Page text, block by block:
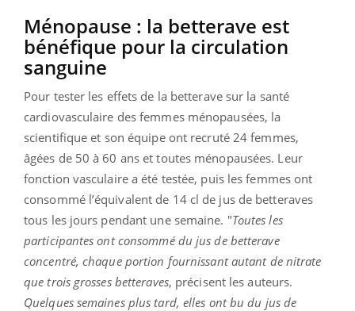
Ménopause : la betterave est
bénéfique pour la circulation
sanguine
Pour tester les effets de la betterave sur la santé
cardiovasculaire des femmes ménopausées, la
scientifique et son équipe ont recruté 24 femmes,
âgées de 50 à 60 ans et toutes ménopausées. Leur
fonction vasculaire a été testée, puis les femmes ont
consommé l’équivalent de 14 cl de jus de betteraves
tous les jours pendant une semaine. "Toutes les
participantes ont consommé du jus de betterave
concentré, chaque portion fournissant autant de nitrate
que trois grosses betteraves, précisent les auteurs.
Quelques semaines plus tard, elles ont bu du jus de